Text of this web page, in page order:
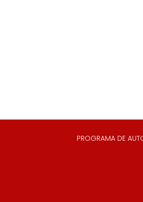
PROGRAMA DE